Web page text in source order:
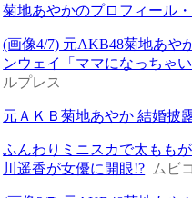
菊地あやかのプロフィール
(画像4/7) 元AKB48菊地あや
ンウェイ「ママになっちゃ
ルプレス
元ＡＫＢ菊地あやか 結婚披
ふんわりミニスカで太もも
川遥香が女優に開眼!?
ムビ